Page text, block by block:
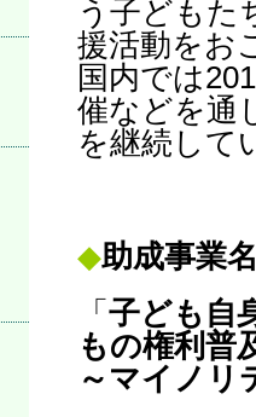
う子どもた
援活動をお
国内では
催などを通
を継続して
◆助成事業
「 子ども自
もの権利普
～マイノリ